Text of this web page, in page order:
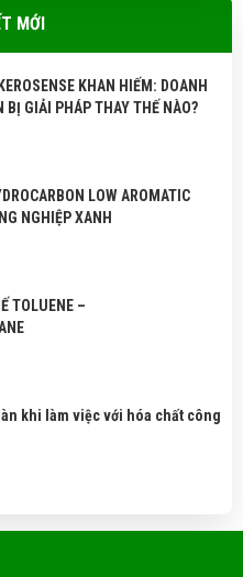
MỚI
KHAN HIẾM: DOANH
BỊ GIẢI PHÁP THAY THẾ NÀO?
LOW AROMATIC
NGHIỆP XANH
TOLUENE –
khi làm việc với hóa chất công